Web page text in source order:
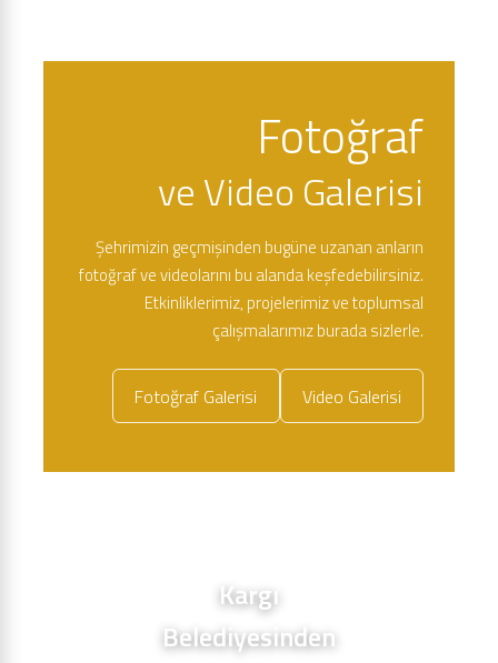
Fotoğraf
ve Video Galerisi
Şehrimizin geçmişinden bugüne uzanan anların
fotoğraf ve videolarını bu alanda keşfedebilirsiniz.
Etkinliklerimiz, projelerimiz ve toplumsal
çalışmalarımız burada sizlerle.
Fotoğraf Galerisi Video Galerisi
Kargı
Belediyesinden